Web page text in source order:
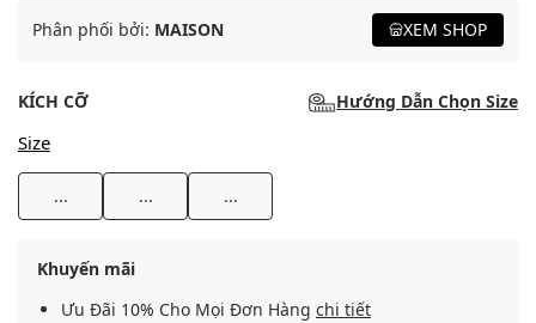
Phân phối bởi: MAISON XEM SHOP
KÍCH CỠ Hướng Dẫn Chọn Size
Size
... ... ...
Khuyến mãi
Ưu Đãi 10% Cho Mọi Đơn Hàng chi tiết